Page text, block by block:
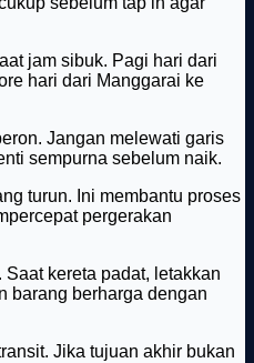
jam sibuk. Pagi hari dari
hari dari Manggarai ke
Jangan melewati garis
sempurna sebelum naik.
turun. Ini membantu proses
pergerakan
kereta padat, letakkan
barang berharga dengan
Jika tujuan akhir bukan